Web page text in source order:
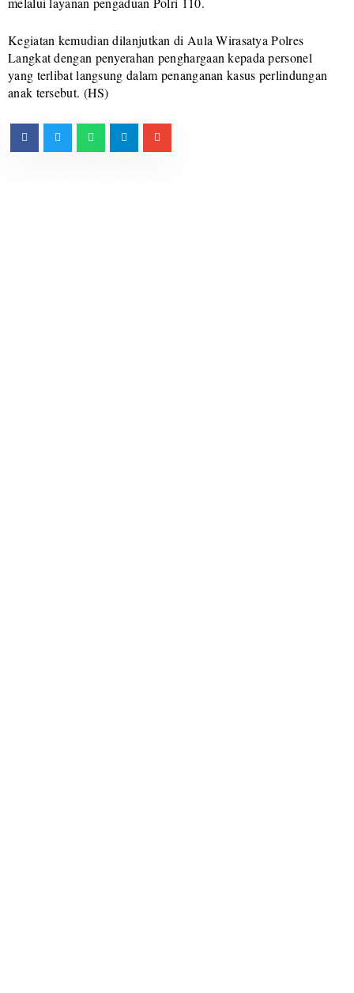
Kegiatan kemudian dilanjutkan di Aula Wirasatya Polres
Langkat dengan penyerahan penghargaan kepada personel
yang terlibat langsung dalam penanganan kasus perlindungan
anak tersebut. (HS)